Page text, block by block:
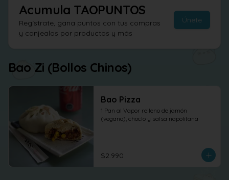
Acumula TAOPUNTOS
Regístrate, gana puntos con tus compras
y canjealos por productos y más
Únete
Bao Zi (Bollos Chinos)
Bao Pizza
1 Pan al Vapor relleno de jamón
(vegano), choclo y salsa napolitana
$2.990